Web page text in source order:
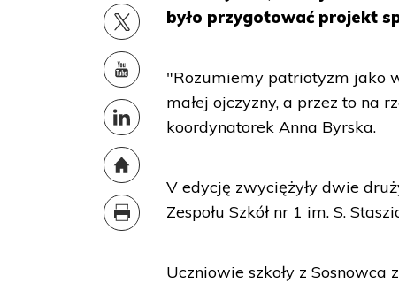
było przygotować projekt
"Rozumiemy patriotyzm jako
małej ojczyzny, a przez to na
koordynatorek Anna Byrska.
V edycję zwyciężyły dwie
Zespołu Szkół nr 1 im. S.
Uczniowie szkoły z